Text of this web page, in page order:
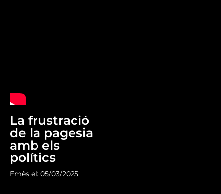
La frustració
de la pagesia
amb els
polítics
Emès el: 05/03/2025